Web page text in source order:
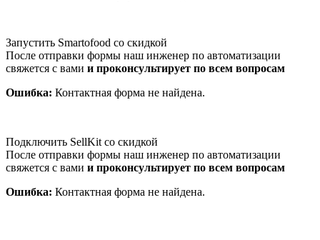
Запустить Smartofood со скидкой
После отправки формы наш инженер по автоматизации
свяжется с вами и проконсультирует по всем вопросам
Ошибка: Контактная форма не найдена.
Подключить SellKit со скидкой
После отправки формы наш инженер по автоматизации
свяжется с вами и проконсультирует по всем вопросам
Ошибка: Контактная форма не найдена.